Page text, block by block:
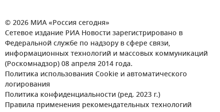
© 2026 МИА «Россия сегодня»
Сетевое издание РИА Новости зарегистрировано в
Федеральной службе по надзору в сфере связи,
информационных технологий и массовых коммуникаций
(Роскомнадзор) 08 апреля 2014 года.
Политика использования Cookie и автоматического
логирования
Политика конфиденциальности (ред. 2023 г.)
Правила применения рекомендательных технологий